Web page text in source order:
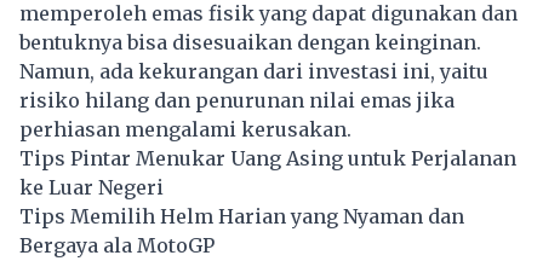
memperoleh emas fisik yang dapat digunakan dan
bentuknya bisa disesuaikan dengan keinginan.
Namun, ada kekurangan dari investasi ini, yaitu
risiko hilang dan penurunan nilai emas jika
perhiasan mengalami kerusakan.
Tips Pintar Menukar Uang Asing untuk Perjalanan
ke Luar Negeri
Tips Memilih Helm Harian yang Nyaman dan
Bergaya ala MotoGP